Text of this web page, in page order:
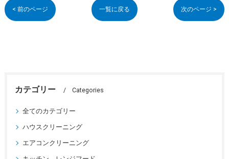
< 前のページ 一覧に戻る 次のページ >
カテゴリー Categories
全てのカテゴリー
ハウスクリーニング
エアコンクリーニング